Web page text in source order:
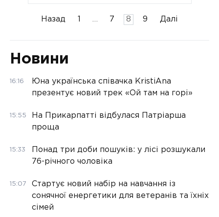
ПагінаціяНазад … 7 8 9 Далі
Новини
16:16
Юна українська співачка KristiAna
презентує новий трек «Ой там на горі»
15:55
На Прикарпатті відбулася Патріарша
проща
15:33
Понад три доби пошуків: у лісі розшукали
76-річного чоловіка
15:07
Стартує новий набір на навчання із
сонячної енергетики для ветеранів та їхніх
сімей